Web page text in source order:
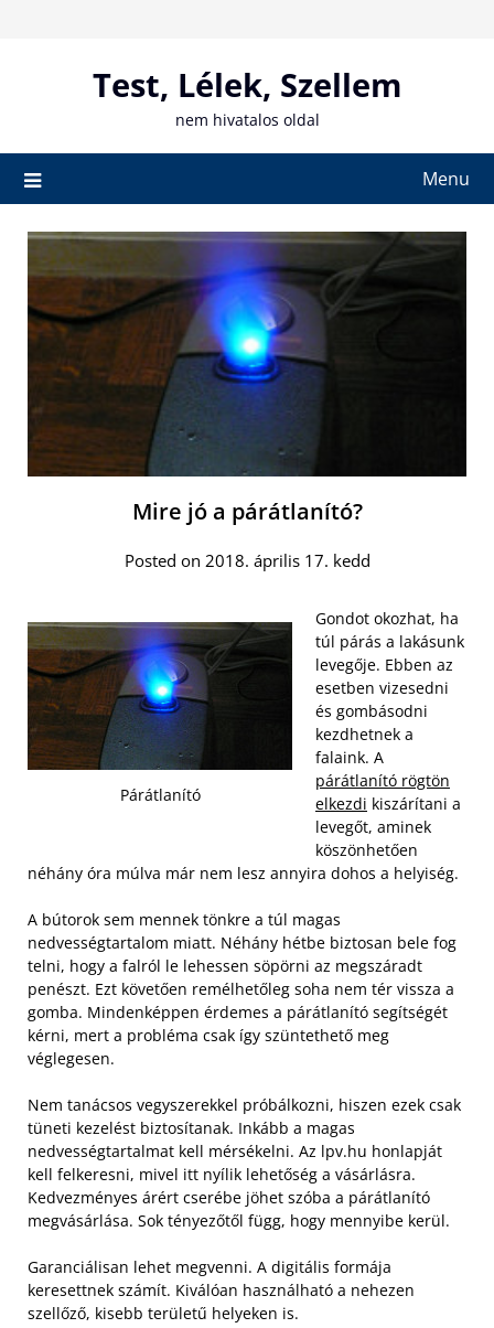
Test, Lélek, Szellem
nem hivatalos oldal
Menu
Mire jó a párátlanító?
Posted on 2018. április 17. kedd
Párátlanító
Gondot okozhat, ha
túl párás a lakásunk
levegője. Ebben az
esetben vizesedni
és gombásodni
kezdhetnek a
falaink. A
párátlanító rögtön
elkezdi kiszárítani a
levegőt, aminek
köszönhetően
néhány óra múlva már nem lesz annyira dohos a helyiség.
A bútorok sem mennek tönkre a túl magas
nedvességtartalom miatt. Néhány hétbe biztosan bele fog
telni, hogy a falról le lehessen söpörni az megszáradt
penészt. Ezt követően remélhetőleg soha nem tér vissza a
gomba. Mindenképpen érdemes a párátlanító segítségét
kérni, mert a probléma csak így szüntethető meg
véglegesen.
Nem tanácsos vegyszerekkel próbálkozni, hiszen ezek csak
tüneti kezelést biztosítanak. Inkább a magas
nedvességtartalmat kell mérsékelni. Az lpv.hu honlapját
kell felkeresni, mivel itt nyílik lehetőség a vásárlásra.
Kedvezményes árért cserébe jöhet szóba a párátlanító
megvásárlása. Sok tényezőtől függ, hogy mennyibe kerül.
Garanciálisan lehet megvenni. A digitális formája
keresettnek számít. Kiválóan használható a nehezen
szellőző, kisebb területű helyeken is.